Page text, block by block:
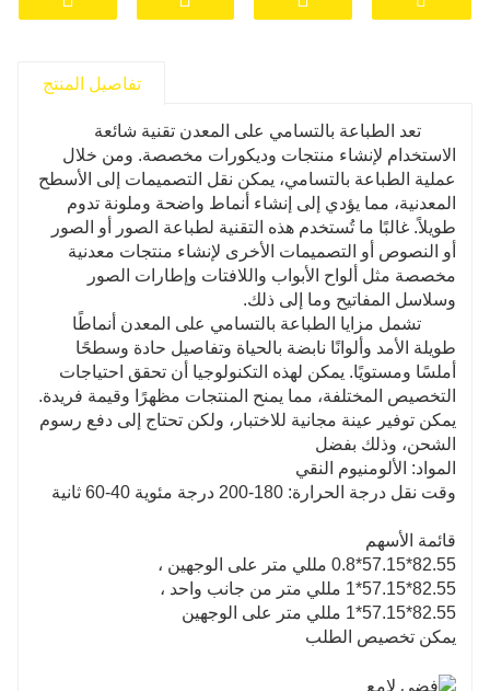
تفاصيل المنتج
تعد الطباعة بالتسامي على المعدن تقنية شائعة
الاستخدام لإنشاء منتجات وديكورات مخصصة. ومن خلال
عملية الطباعة بالتسامي، يمكن نقل التصميمات إلى الأسطح
المعدنية، مما يؤدي إلى إنشاء أنماط واضحة وملونة تدوم
طويلاً. غالبًا ما تُستخدم هذه التقنية لطباعة الصور أو الصور
أو النصوص أو التصميمات الأخرى لإنشاء منتجات معدنية
مخصصة مثل ألواح الأبواب واللافتات وإطارات الصور
وسلاسل المفاتيح وما إلى ذلك.
تشمل مزايا الطباعة بالتسامي على المعدن أنماطًا
طويلة الأمد وألوانًا نابضة بالحياة وتفاصيل حادة وسطحًا
أملسًا ومستويًا. يمكن لهذه التكنولوجيا أن تحقق احتياجات
التخصيص المختلفة، مما يمنح المنتجات مظهرًا وقيمة فريدة.
يمكن توفير عينة مجانية للاختبار، ولكن تحتاج إلى دفع رسوم
الشحن، وذلك بفضل
المواد: الألومنيوم النقي
وقت نقل درجة الحرارة: 180-200 درجة مئوية 40-60 ثانية
قائمة الأسهم
82.55*57.15*0.8 مللي متر على الوجهين ،
82.55*57.15*1 مللي متر من جانب واحد ،
82.55*57.15*1 مللي متر على الوجهين
يمكن تخصيص الطلب